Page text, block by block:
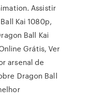
Assistir
Kai 1080p,
Ball Kai
Grátis, Ver
arsenal de
Dragon Ball